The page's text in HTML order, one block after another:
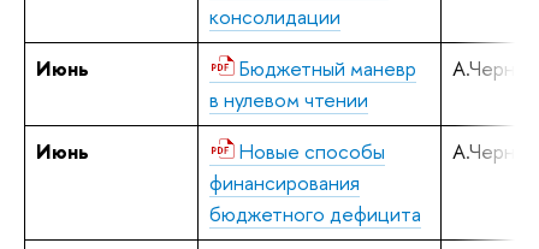
консолидации
Июнь
Бюджетный маневр
в нулевом чтении
Июнь
Новые способы
финансирования
бюджетного дефицита